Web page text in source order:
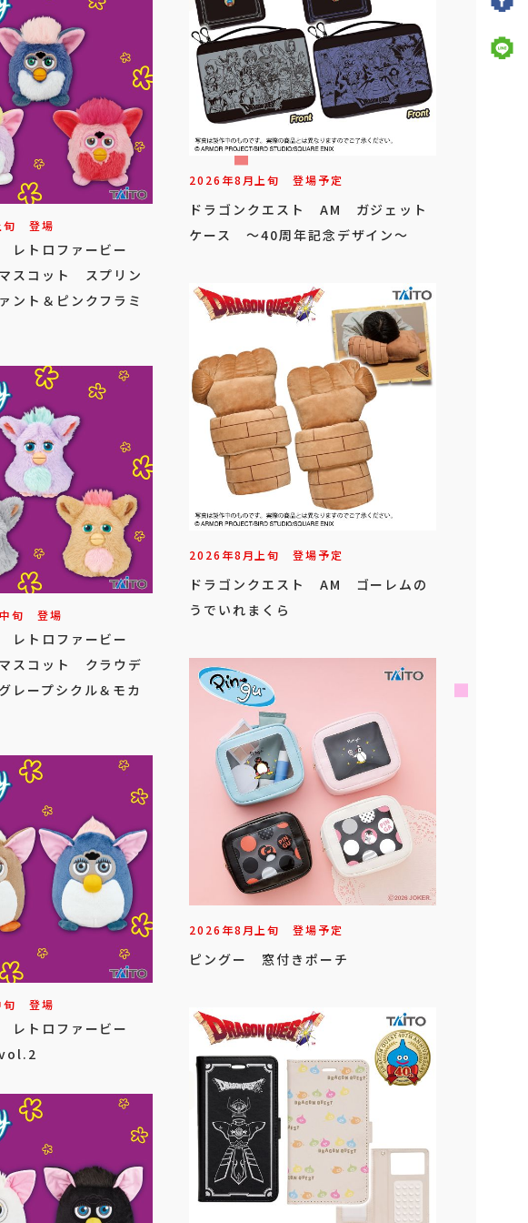
旬 登場
レトロファービー
スコット スプリン
ント＆ピンクフラミ
中旬 登場
レトロファービー
スコット クラウデ
レープシクル＆モカ
旬 登場
レトロファービー
2026年8月上旬 登場予定
ドラゴンクエスト AM ガジェット
ケース ～40周年記念デザイン～
2026年8月上旬 登場予定
ドラゴンクエスト AM ゴーレムの
うでいれまくら
2026年8月上旬 登場予定
ピングー 窓付きポーチ